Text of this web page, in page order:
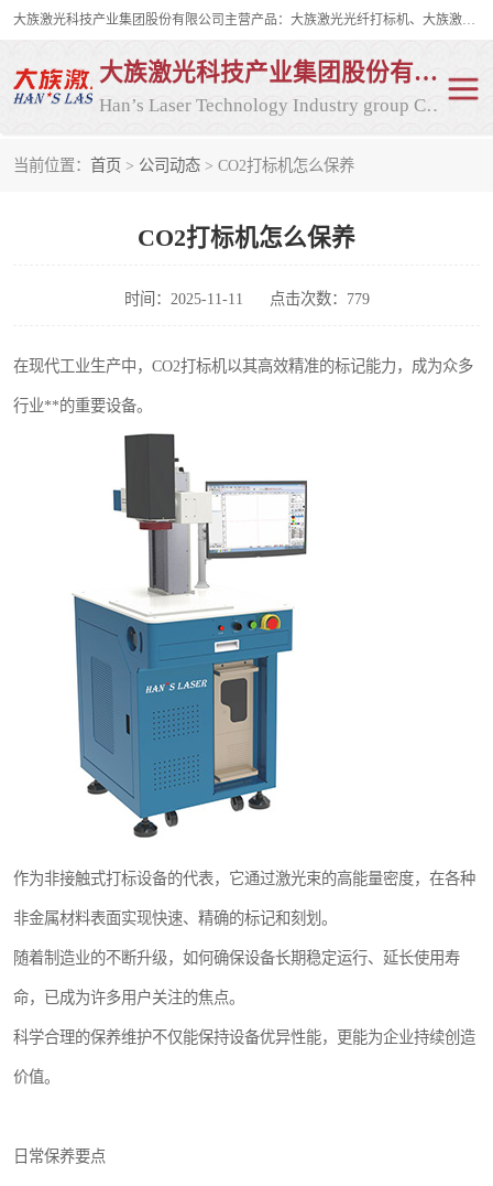
大族激光科技产业集团股份有限公司主营产品：大族激光光纤打标机、大族激光紫外打标机等，大族激光研发实力雄厚，公司拥有数百人的研发队伍，目前具有多项国际发明和国内、计算机软件着作权，多项核心技术处于国际成员之一水平，是世界上仅有的几家拥有"紫外激光"的公司之一。
大族激光科技产业集团股份有限公司
Han’s Laser Technology Industry group Co., Ltd
当前位置： 首页 > 公司动态 > CO2打标机怎么保养
CO2打标机怎么保养
时间：2025-11-11 点击次数：779
在现代工业生产中，CO2打标机以其高效精准的标记能力，成为众多
行业**的重要设备。
作为非接触式打标设备的代表，它通过激光束的高能量密度，在各种
非金属材料表面实现快速、精确的标记和刻划。
随着制造业的不断升级，如何确保设备长期稳定运行、延长使用寿
命，已成为许多用户关注的焦点。
科学合理的保养维护不仅能保持设备优异性能，更能为企业持续创造
价值。
日常保养要点
光纤激光打标机 CO2打标机
CO2激光打标机 大族激光光纤打标机
大族激光紫外打标机 二氧化碳激光打标机
二氧化碳打标机